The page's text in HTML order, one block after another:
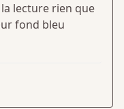
lecture rien que
fond bleu